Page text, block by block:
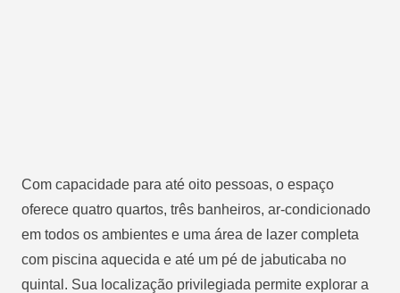
Com capacidade para até oito pessoas, o espaço
oferece quatro quartos, três banheiros, ar-condicionado
em todos os ambientes e uma área de lazer completa
com piscina aquecida e até um pé de jabuticaba no
quintal. Sua localização privilegiada permite explorar a